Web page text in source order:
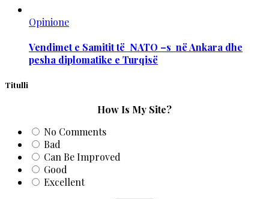
Opinione
Vendimet e Samitit të NATO –s në Ankara dhe
pesha diplomatike e Turqisë
Titulli
How Is My Site?
No Comments
Bad
Can Be Improved
Good
Excellent